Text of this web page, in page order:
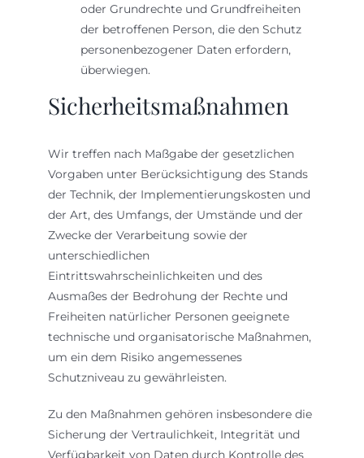
oder Grundrechte und Grundfreiheiten
der betroffenen Person, die den Schutz
personenbezogener Daten erfordern,
überwiegen.
Sicherheitsmaßnahmen
Wir treffen nach Maßgabe der gesetzlichen
Vorgaben unter Berücksichtigung des Stands
der Technik, der Implementierungskosten und
der Art, des Umfangs, der Umstände und der
Zwecke der Verarbeitung sowie der
unterschiedlichen
Eintrittswahrscheinlichkeiten und des
Ausmaßes der Bedrohung der Rechte und
Freiheiten natürlicher Personen geeignete
technische und organisatorische Maßnahmen,
um ein dem Risiko angemessenes
Schutzniveau zu gewährleisten.
Zu den Maßnahmen gehören insbesondere die
Sicherung der Vertraulichkeit, Integrität und
Verfügbarkeit von Daten durch Kontrolle des